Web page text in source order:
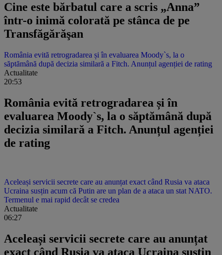
Cine este bărbatul care a scris „Anna”
într-o inimă colorată pe stânca de pe
Transfăgărăşan
România evită retrogradarea și în evaluarea Moody`s, la o
săptămână după decizia similară a Fitch. Anunțul agenției de rating
Actualitate
20:53
România evită retrogradarea și în
evaluarea Moody`s, la o săptămână după
decizia similară a Fitch. Anunțul agenției
de rating
Aceleași servicii secrete care au anunțat exact când Rusia va ataca
Ucraina susțin acum că Putin are un plan de a ataca un stat NATO.
Termenul e mai rapid decât se credea
Actualitate
06:27
Aceleași servicii secrete care au anunțat
exact când Rusia va ataca Ucraina susțin